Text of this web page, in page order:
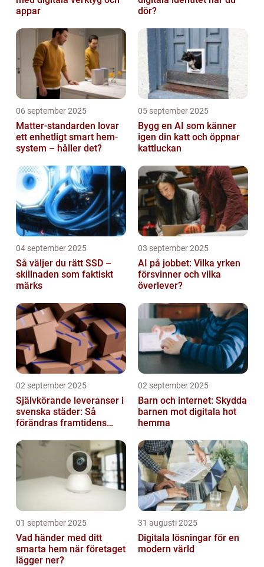
appar
dör?
06 september 2025
Matter-standarden lovar
ett enhetligt smart hem-
system – håller det?
05 september 2025
Bygg en AI som känner
igen din katt och öppnar
kattluckan
04 september 2025
Så väljer du rätt SSD –
skillnaden som faktiskt
märks
03 september 2025
AI på jobbet: Vilka yrken
försvinner och vilka
överlever?
02 september 2025
Självkörande leveranser i
svenska städer: Så
förändras framtidens
02 september 2025
Barn och internet: Skydda
barnen mot digitala hot
hemma
01 september 2025
Vad händer med ditt
smarta hem när företaget
lägger ner?
31 augusti 2025
Digitala lösningar för en
modern värld